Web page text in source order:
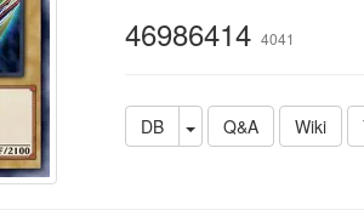
46986414 4041
DB Q&A Wiki